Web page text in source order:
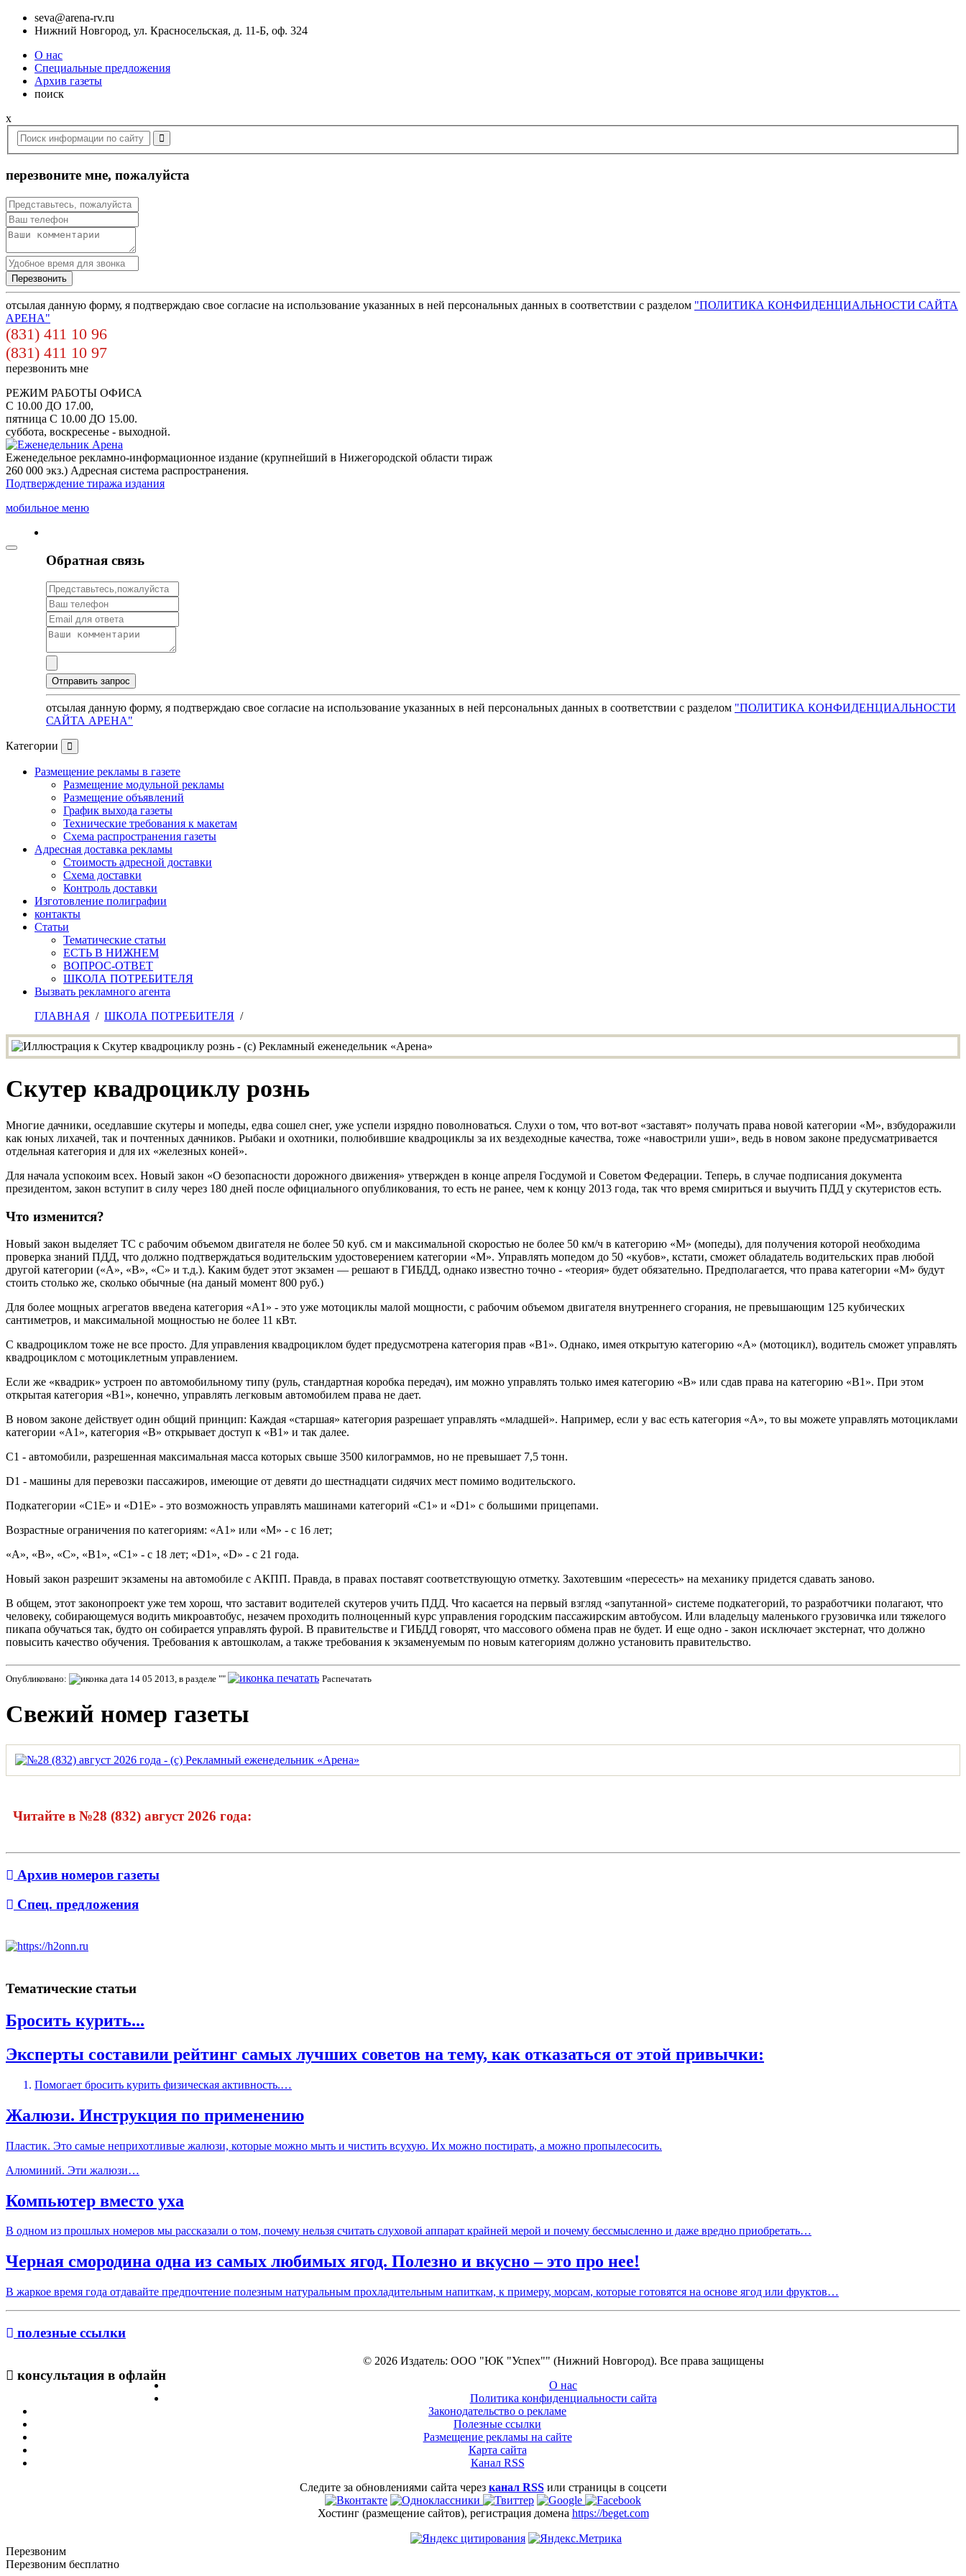
seva@arena-rv.ru
Нижний Новгород, ул. Красносельская, д. 11-Б, оф. 324
О нас
Специальные предложения
Архив газеты
поиск
x
перезвоните мне, пожалуйста
отсылая данную форму, я подтверждаю свое согласие на использование указанных в ней персональных данных в соответствии с разделом "ПОЛИТИКА КОНФИДЕНЦИАЛЬНОСТИ САЙТА
АРЕНА"
(831) 411 10 96
(831) 411 10 97
перезвонить мне
РЕЖИМ РАБОТЫ ОФИСА
С 10.00 ДО 17.00,
пятница С 10.00 ДО 15.00.
суббота, воскресенье - выходной.
Еженедельное рекламно-информационное издание (крупнейший в Нижегородской области тираж
260 000 экз.) Адресная система распространения.
Подтверждение тиража издания
мобильное меню
Обратная связь
отсылая данную форму, я подтверждаю свое согласие на использование указанных в ней персональных данных в соответствии с разделом "ПОЛИТИКА КОНФИДЕНЦИАЛЬНОСТИ
САЙТА АРЕНА"
Категории
Размещение рекламы в газете
Размещение модульной рекламы
Размещение объявлений
График выхода газеты
Технические требования к макетам
Схема распространения газеты
Адресная доставка рекламы
Стоимость адресной доставки
Схема доставки
Контроль доставки
Изготовление полиграфии
контакты
Статьи
Тематические статьи
ЕСТЬ В НИЖНЕМ
ВОПРОС-ОТВЕТ
ШКОЛА ПОТРЕБИТЕЛЯ
Вызвать рекламного агента
ГЛАВНАЯ / ШКОЛА ПОТРЕБИТЕЛЯ /
Скутер квадроциклу рознь
Многие дачники, оседлавшие скутеры и мопеды, едва сошел снег, уже успели изрядно поволноваться. Слухи о том, что вот-вот «заставят» получать права новой категории «М», взбудоражили
как юных лихачей, так и почтенных дачников. Рыбаки и охотники, полюбившие квадроциклы за их вездеходные качества, тоже «навострили уши», ведь в новом законе предусматривается
отдельная категория и для их «железных коней».
Для начала успокоим всех. Новый закон «О безопасности дорожного движения» утвержден в конце апреля Госдумой и Советом Федерации. Теперь, в случае подписания документа
президентом, закон вступит в силу через 180 дней после официального опубликования, то есть не ранее, чем к концу 2013 года, так что время смириться и выучить ПДД у скутеристов есть.
Что изменится?
Новый закон выделяет ТС с рабочим объемом двигателя не более 50 куб. см и максимальной скоростью не более 50 км/ч в категорию «М» (мопеды), для получения которой необходима
проверка знаний ПДД, что должно подтверждаться водительским удостоверением категории «М». Управлять мопедом до 50 «кубов», кстати, сможет обладатель водительских прав любой
другой категории («А», «В», «С» и т.д.). Каким будет этот экзамен — решают в ГИБДД, однако известно точно - «теория» будет обязательно. Предполагается, что права категории «М» будут
стоить столько же, сколько обычные (на даный момент 800 руб.)
Для более мощных агрегатов введена категория «А1» - это уже мотоциклы малой мощности, с рабочим объемом двигателя внутреннего сгорания, не превышающим 125 кубических
сантиметров, и максимальной мощностью не более 11 кВт.
С квадроциклом тоже не все просто. Для управления квадроциклом будет предусмотрена категория прав «В1». Однако, имея открытую категорию «А» (мотоцикл), водитель сможет управлять
квадроциклом с мотоциклетным управлением.
Если же «квадрик» устроен по автомобильному типу (руль, стандартная коробка передач), им можно управлять только имея категорию «В» или сдав права на категорию «В1». При этом
открытая категория «В1», конечно, управлять легковым автомобилем права не дает.
В новом законе действует один общий принцип: Каждая «старшая» категория разрешает управлять «младшей». Например, если у вас есть категория «А», то вы можете управлять мотоциклами
категории «А1», категория «В» открывает доступ к «В1» и так далее.
С1 - автомобили, разрешенная максимальная масса которых свыше 3500 килограммов, но не превышает 7,5 тонн.
D1 - машины для перевозки пассажиров, имеющие от девяти до шестнадцати сидячих мест помимо водительского.
Подкатегории «С1Е» и «D1Е» - это возможность управлять машинами категорий «С1» и «D1» с большими прицепами.
Возрастные ограничения по категориям: «А1» или «М» - с 16 лет;
«А», «В», «С», «В1», «С1» - с 18 лет; «D1», «D» - с 21 года.
Новый закон разрешит экзамены на автомобиле с АКПП. Правда, в правах поставят соответствующую отметку. Захотевшим «пересесть» на механику придется сдавать заново.
В общем, этот законопроект уже тем хорош, что заставит водителей скутеров учить ПДД. Что касается на первый взгляд «запутанной» системе подкатегорий, то разработчики полагают, что
человеку, собирающемуся водить микроавтобус, незачем проходить полноценный курс управления городским пассажирским автобусом. Или владельцу маленького грузовичка или тяжелого
пикапа обучаться так, будто он собирается управлять фурой. В правительстве и ГИБДД говорят, что массового обмена прав не будет. И еще одно - закон исключает экстернат, что должно
повысить качество обучения. Требования к автошколам, а также требования к экзаменуемым по новым категориям должно установить правительство.
Опубликовано: 14 05 2013, в разделе "" Распечатать
Свежий номер газеты
Читайте в №28 (832) август 2026 года:
Архив номеров газеты
Спец. предложения
Тематические статьи
Бросить курить...
Эксперты составили рейтинг самых лучших советов на тему, как отказаться от этой привычки:
Помогает бросить курить физическая активность.…
Жалюзи. Инструкция по применению
Пластик. Это самые неприхотливые жалюзи, которые можно мыть и чистить всухую. Их можно постирать, а можно пропылесосить.
Алюминий. Эти жалюзи…
Компьютер вместо уха
В одном из прошлых номеров мы рассказали о том, почему нельзя считать слуховой аппарат крайней мерой и почему бессмысленно и даже вредно приобретать…
Черная смородина одна из самых любимых ягод. Полезно и вкусно – это про нее!
В жаркое время года отдавайте предпочтение полезным натуральным прохладительным напиткам, к примеру, морсам, которые готовятся на основе ягод или фруктов…
полезные ссылки
консультация в офлайн
© 2026 Издатель: ООО "ЮК "Успех"" (Нижний Новгород). Все права защищены
О нас
Политика конфиденциальности сайта
Законодательство о рекламе
Полезные ссылки
Размещение рекламы на сайте
Карта сайта
Канал RSS
Следите за обновлениями сайта через канал RSSили страницы в соцсети
Хостинг (размещение сайтов), регистрация домена https://beget.com
Перезвоним
Перезвоним бесплатно